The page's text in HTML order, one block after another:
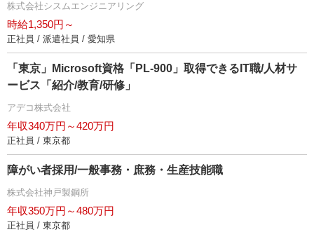
株式会社シスムエンジニアリング
時給1,350円～
正社員 / 派遣社員 / 愛知県
「東京」Microsoft資格「PL-900」取得できるIT職/人材サ
ービス「紹介/教育/研修」
アデコ株式会社
年収340万円～420万円
正社員 / 東京都
障がい者採用/一般事務・庶務・生産技能職
株式会社神戸製鋼所
年収350万円～480万円
正社員 / 東京都